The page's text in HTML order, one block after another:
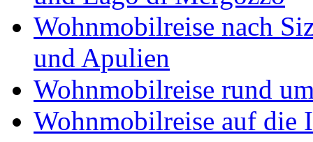
Wohnmobilreise nach
und Apulien
Wohnmobilreise rund
Wohnmobilreise auf die